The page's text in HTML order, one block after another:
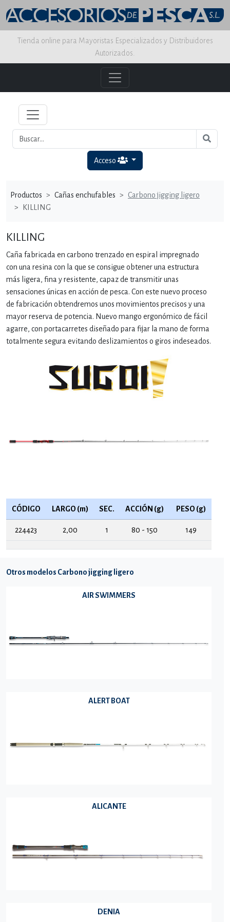
Tienda online para Mayoristas Especializados y Distribuidores
Autorizados.
Acceso
Productos Cañas enchufables
Carbono jigging ligero
KILLING
KILLING
Caña fabricada en carbono trenzado en espiral impregnado
con una resina con la que se consigue obtener una estructura
más ligera, fina y resistente, capaz de transmitir unas
sensaciones únicas en acción de pesca. Con este nuevo proceso
de fabricación obtendremos unos movimientos precisos y una
mayor reserva de potencia. Nuevo mango ergonómico de fácil
agarre, con portacarretes diseñado para fijar la mano de forma
totalmente segura evitando deslizamientos o giros indeseados.
CÓDIGO LARGO (m) SEC. ACCIÓN (g) PESO (g)
224423 2,00 1 80 - 150 149
Otros modelos Carbono jigging ligero
AIR SWIMMERS
ALERT BOAT
ALICANTE
DENIA